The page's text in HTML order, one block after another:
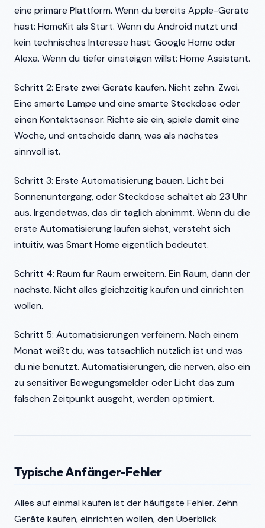
eine primäre Plattform. Wenn du bereits Apple-Geräte
hast: HomeKit als Start. Wenn du Android nutzt und
kein technisches Interesse hast: Google Home oder
Alexa. Wenn du tiefer einsteigen willst: Home Assistant.
Schritt 2: Erste zwei Geräte kaufen. Nicht zehn. Zwei.
Eine smarte Lampe und eine smarte Steckdose oder
einen Kontaktsensor. Richte sie ein, spiele damit eine
Woche, und entscheide dann, was als nächstes
sinnvoll ist.
Schritt 3: Erste Automatisierung bauen. Licht bei
Sonnenuntergang, oder Steckdose schaltet ab 23 Uhr
aus. Irgendetwas, das dir täglich abnimmt. Wenn du die
erste Automatisierung laufen siehst, versteht sich
intuitiv, was Smart Home eigentlich bedeutet.
Schritt 4: Raum für Raum erweitern. Ein Raum, dann der
nächste. Nicht alles gleichzeitig kaufen und einrichten
wollen.
Schritt 5: Automatisierungen verfeinern. Nach einem
Monat weißt du, was tatsächlich nützlich ist und was
du nie benutzt. Automatisierungen, die nerven, also ein
zu sensitiver Bewegungsmelder oder Licht das zum
falschen Zeitpunkt ausgeht, werden optimiert.
Typische Anfänger-Fehler
Alles auf einmal kaufen ist der häufigste Fehler. Zehn
Geräte kaufen, einrichten wollen, den Überblick